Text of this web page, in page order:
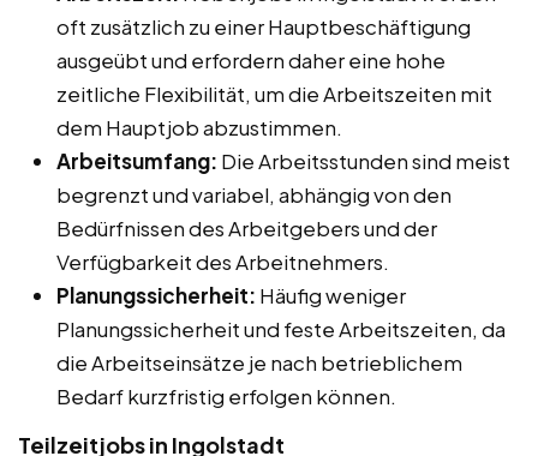
oft zusätzlich zu einer Hauptbeschäftigung
ausgeübt und erfordern daher eine hohe
zeitliche Flexibilität, um die Arbeitszeiten mit
dem Hauptjob abzustimmen.
Arbeitsumfang: Die Arbeitsstunden sind meist
begrenzt und variabel, abhängig von den
Bedürfnissen des Arbeitgebers und der
Verfügbarkeit des Arbeitnehmers.
Planungssicherheit: Häufig weniger
Planungssicherheit und feste Arbeitszeiten, da
die Arbeitseinsätze je nach betrieblichem
Bedarf kurzfristig erfolgen können.
Teilzeitjobs in Ingolstadt